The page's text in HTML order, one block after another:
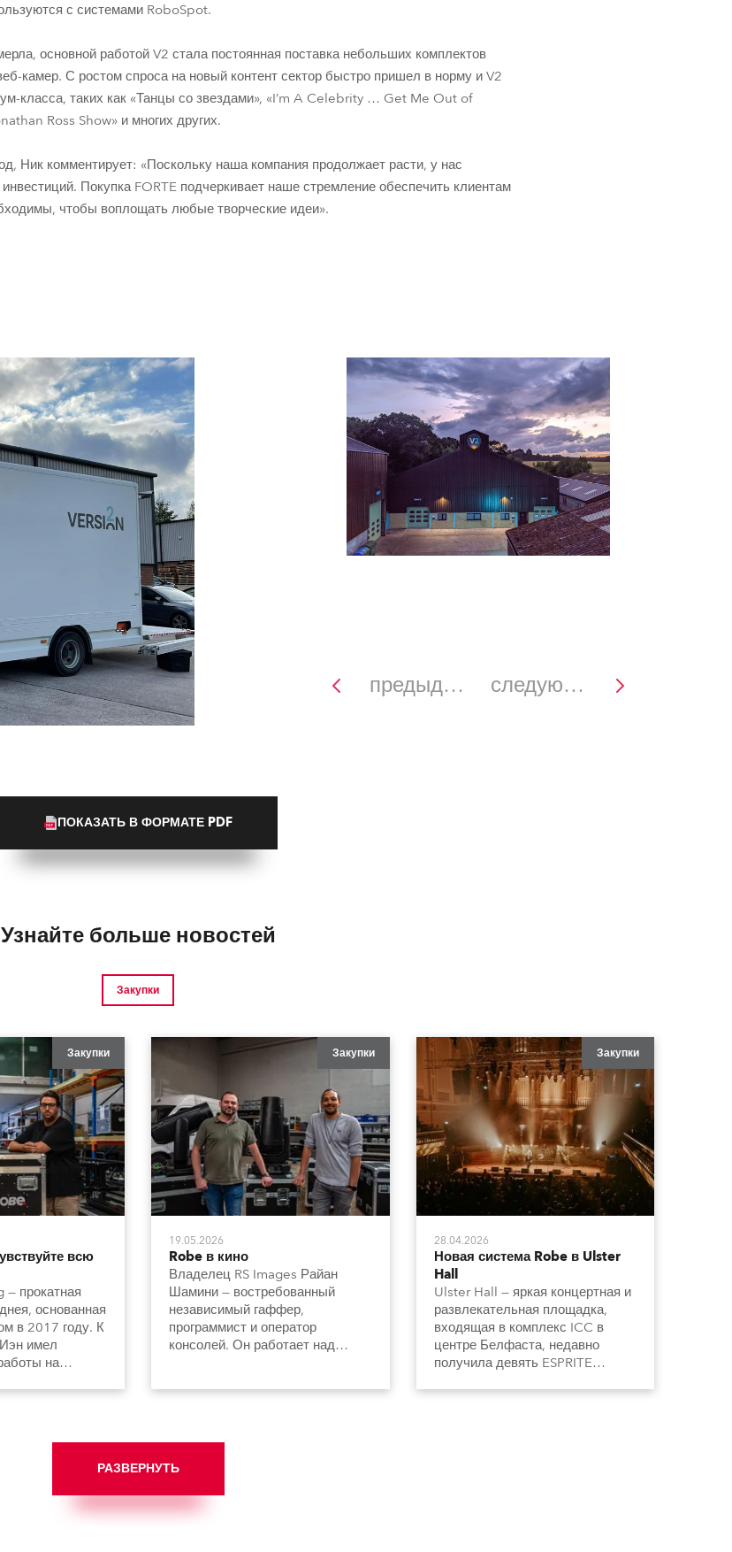
с системами RoboSpot.
основной работой V2 стала постоянная поставка небольших комплектов
камер. С ростом спроса на новый контент сектор быстро пришел в норму и V2
класса, таких как «Танцы со звездами», «I’m A Celebrity … Get Me Out of
Ross Show» и многих других.
Ник комментирует: «Поскольку наша компания продолжает расти, у нас
Покупка FORTE подчеркивает наше стремление обеспечить клиентам
чтобы воплощать любые творческие идеи».
предыдущее следующее
ПОКАЗАТЬ В ФОРМАТЕ PDF
Узнайте больше новостей
Закупки
Закупки
всю
прокатная
основанная
в 2017 году. К
имел
на
с
Закупки
19.05.2026
Robe в кино
Владелец RS Images Райан
Шамини — востребованный
независимый гаффер,
программист и оператор
консолей. Он работает над
кинопроектами и приобрел
Закупки
28.04.2026
Новая система Robe в Ulster
Hall
Ulster Hall — яркая концертная и
развлекательная площадка,
входящая в комплекс ICC в
центре Белфаста, недавно
получила девять ESPRITE
Profile и столько же LEDBeam
РАЗВЕРНУТЬ